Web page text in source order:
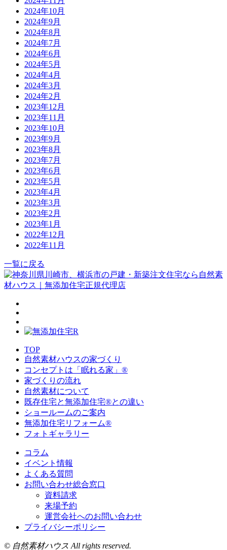
2024年10月
2024年9月
2024年8月
2024年7月
2024年6月
2024年5月
2024年4月
2024年3月
2024年2月
2023年12月
2023年11月
2023年10月
2023年9月
2023年8月
2023年7月
2023年6月
2023年5月
2023年4月
2023年3月
2023年2月
2023年1月
2022年12月
2022年11月
一覧に戻る
TOP
自然素材ハウスの家づくり
コンセプトは「眠れる家」®
家づくりの流れ
自然素材について
既存住宅と無添加住宅®との違い
ショールームのご案内
無添加住宅リフォーム®
フォトギャラリー
コラム
イベント情報
よくある質問
お問い合わせ総合窓口
資料請求
来場予約
運営会社へのお問い合わせ
プライバシーポリシー
© 自然素材ハウス All rights reserved.